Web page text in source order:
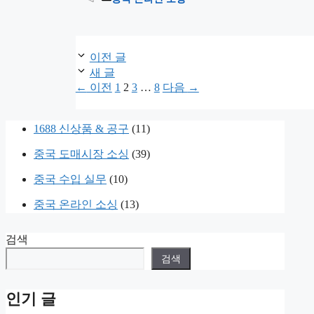
이전 글
새 글
← 이전 페
1 페
2 페
3 … 페
8 다음 →
1688 신상품 & 공구 (11)
중국 도매시장 소싱 (39)
중국 수입 실무 (10)
중국 온라인 소싱 (13)
검색
검색
인기 글